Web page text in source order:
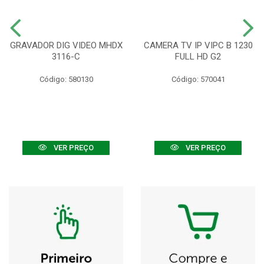
GRAVADOR DIG VIDEO MHDX
3116-C
Código: 580130
VER PREÇO
CAMERA TV IP VIPC B 1230
FULL HD G2
Código: 570041
VER PREÇO